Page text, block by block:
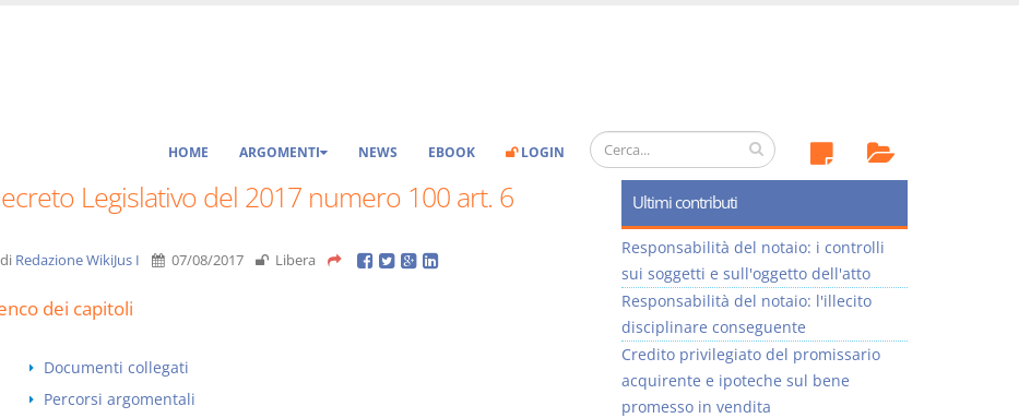
HOME ARGOMENTI NEWS EBOOK LOGIN
Legislativo del 2017 numero 100 art. 6
di Redazione WikiJus I 07/08/2017 Libera
dei capitoli
Documenti collegati
Percorsi argomentali
Ultimi contributi
Responsabilità del notaio: i controlli
sui soggetti e sull'oggetto dell'atto
Responsabilità del notaio: l'illecito
disciplinare conseguente
Credito privilegiato del promissario
acquirente e ipoteche sul bene
promesso in vendita